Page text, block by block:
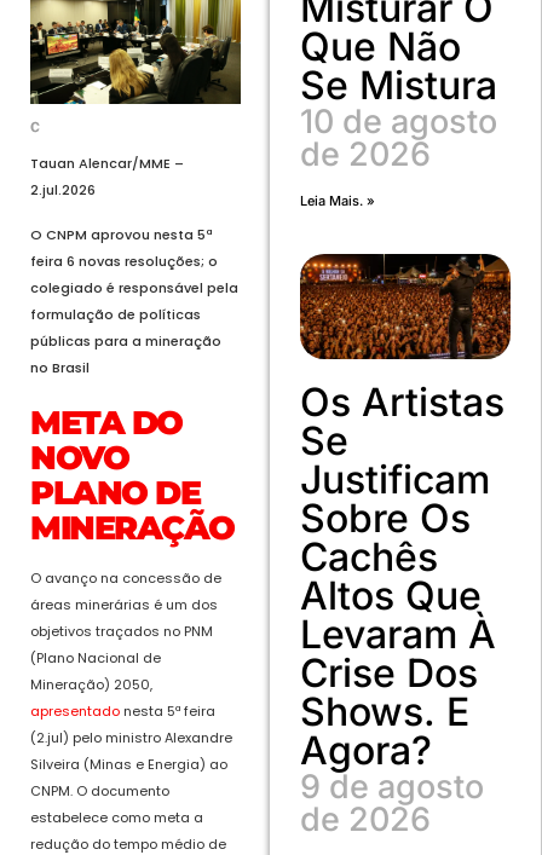
Tauan Alencar/MME –
2.jul.2026
O CNPM aprovou nesta 5ª
feira 6 novas resoluções; o
colegiado é responsável pela
formulação de políticas
públicas para a mineração
no Brasil
META DO
NOVO
PLANO DE
MINERAÇÃO
O avanço na concessão de
áreas minerárias é um dos
objetivos traçados no PNM
(Plano Nacional de
Mineração) 2050,
apresentado nesta 5ª feira
(2.jul) pelo ministro Alexandre
Silveira (Minas e Energia) ao
CNPM. O documento
estabelece como meta a
redução do tempo médio de
Que Não
Se Mistura
10 de agosto
de 2026
Leia Mais. »
Os Artistas
Se
Justificam
Sobre Os
Cachês
Altos Que
Levaram À
Crise Dos
Shows. E
Agora?
9 de agosto
de 2026